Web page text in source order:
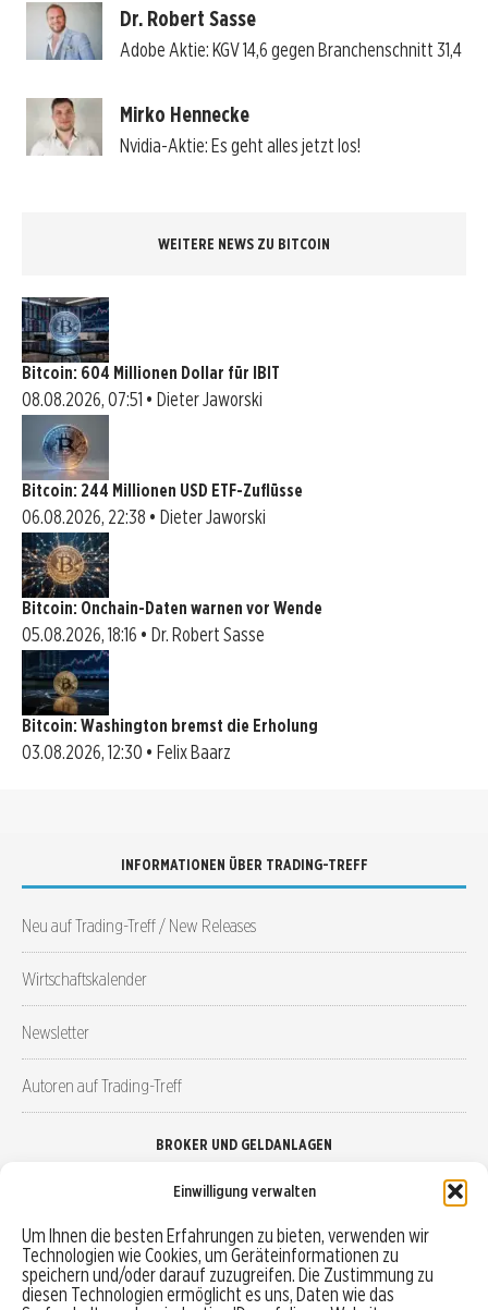
Einwilligung verwalten
Um Ihnen die besten Erfahrungen zu bieten, verwenden wir
Technologien wie Cookies, um Geräteinformationen zu
speichern und/oder darauf zuzugreifen. Die Zustimmung zu
diesen Technologien ermöglicht es uns, Daten wie das
Dr. Robert Sasse
Adobe Aktie: KGV 14,6 gegen Branchenschnitt 31,4
Mirko Hennecke
Nvidia-Aktie: Es geht alles jetzt los!
WEITERE NEWS ZU BITCOIN
Bitcoin: 604 Millionen Dollar für IBIT
08.08.2026, 07:51 • Dieter Jaworski
Bitcoin: 244 Millionen USD ETF-Zuflüsse
06.08.2026, 22:38 • Dieter Jaworski
Bitcoin: Onchain-Daten warnen vor Wende
05.08.2026, 18:16 • Dr. Robert Sasse
Bitcoin: Washington bremst die Erholung
03.08.2026, 12:30 • Felix Baarz
INFORMATIONEN ÜBER TRADING-TREFF
Neu auf Trading-Treff / New Releases
Wirtschaftskalender
Newsletter
Autoren auf Trading-Treff
BROKER UND GELDANLAGEN
Robo-Advisor vergleichen